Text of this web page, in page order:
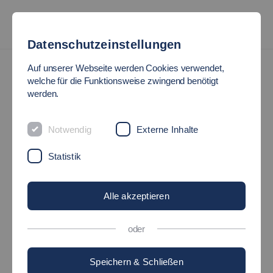
Datenschutzeinstellungen
Auf unserer Webseite werden Cookies verwendet,
welche für die Funktionsweise zwingend benötigt
werden.
Notwendig Externe Inhalte
Statistik
Alle akzeptieren
oder
Speichern & Schließen